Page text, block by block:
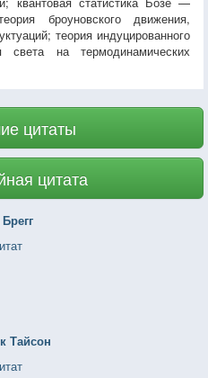
броуновского движения,
теория индуцированного
света на термодинамических
цитаты
цитата
Тайсон